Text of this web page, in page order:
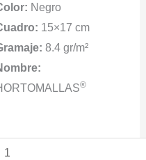
Negro
15×17 cm
8.4 gr/m²
®
Para